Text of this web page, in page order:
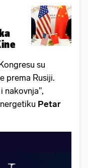
su
prema Rusiji.
nakovnja",
Petar